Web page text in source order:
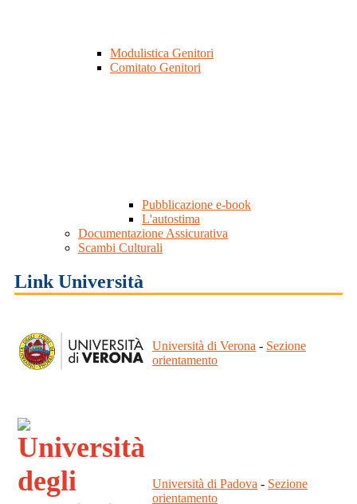
Modulistica Genitori
Comitato Genitori
Pubblicazione e-book
L'autostima
Documentazione Assicurativa
Scambi Culturali
Link Università
Università di Verona - Sezione
orientamento
Università di Padova - Sezione
orientamento